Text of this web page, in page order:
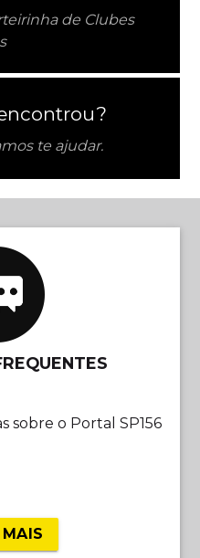
de Clubes
te ajudar.
sobre o Portal SP156